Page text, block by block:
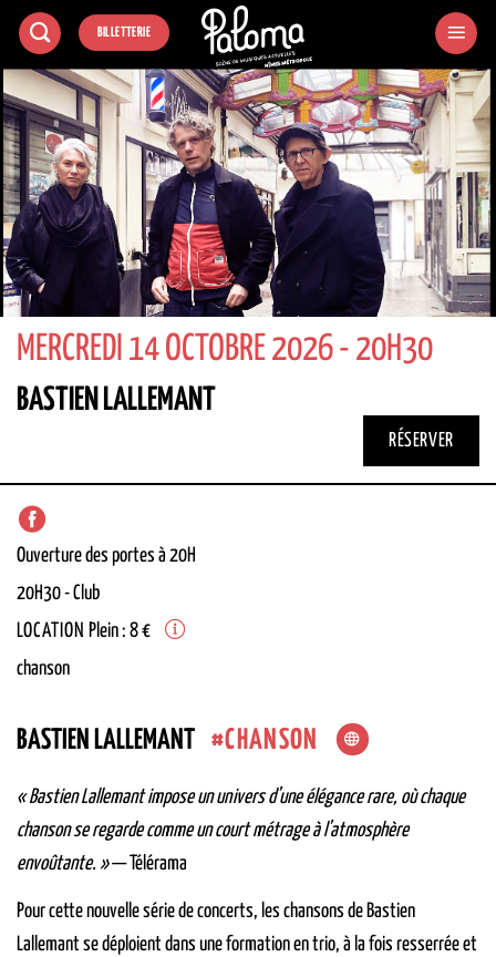
Passer
contenu
BILLETTERIE
MERCREDI 14 OCTOBRE 2026 - 20H30
BASTIEN LALLEMANT
RÉSERVER
Ouverture des portes à 20H
20H30-Club
LOCATION Plein : 8 €
chanson
BASTIEN LALLEMANT CHANSON
« Bastien Lallemant impose un univers d’une élégance rare, où chaque
chanson se regarde comme un court métrage à l’atmosphère
envoûtante. »— Télérama
Pour cette nouvelle série de concerts, les chansons de Bastien
Lallemant se déploient dans une formation en trio, à la fois resserrée et